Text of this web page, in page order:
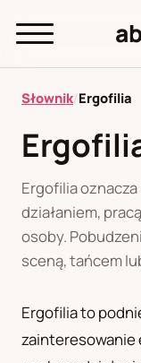
B
J
K L
T
U W
Polityka
Słownik/Ergofilia
Ergofilia
działaniem,
osoby.
sceną, tańcem
Ergofilia to
zainteresowanie